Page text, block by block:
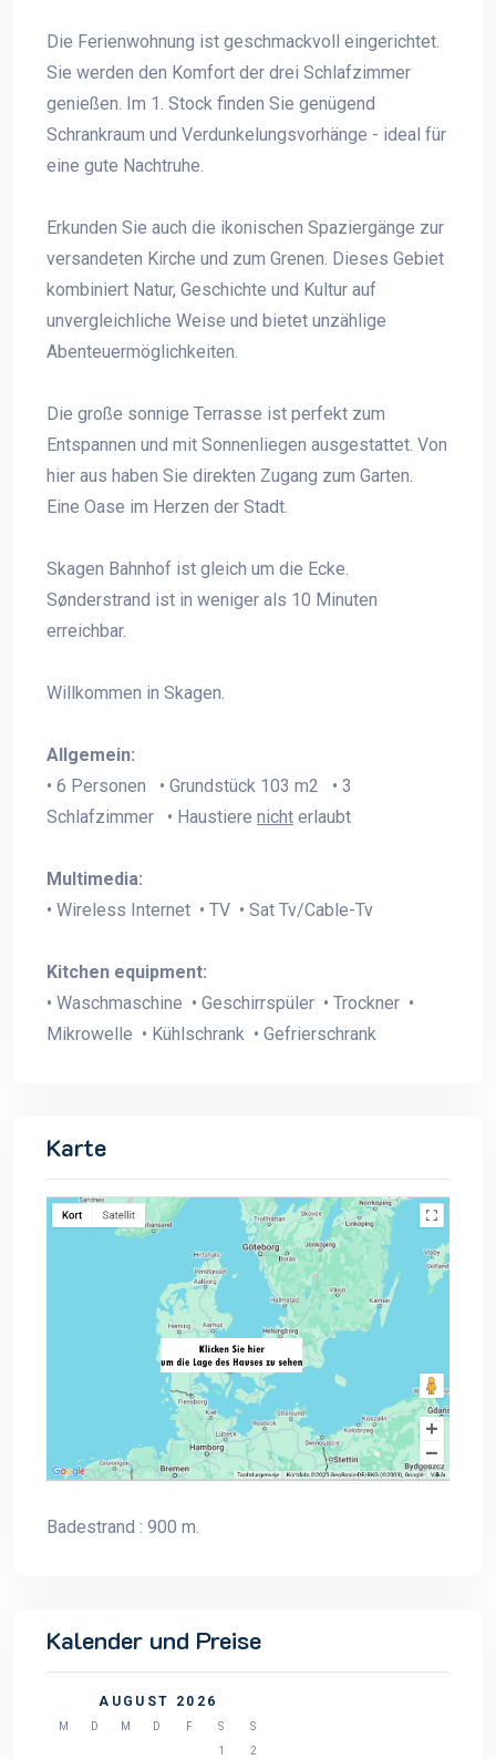
Die Ferienwohnung ist geschmackvoll eingerichtet.
Sie werden den Komfort der drei Schlafzimmer
genießen. Im 1. Stock finden Sie genügend
Schrankraum und Verdunkelungsvorhänge - ideal für
eine gute Nachtruhe.
Erkunden Sie auch die ikonischen Spaziergänge zur
versandeten Kirche und zum Grenen. Dieses Gebiet
kombiniert Natur, Geschichte und Kultur auf
unvergleichliche Weise und bietet unzählige
Abenteuermöglichkeiten.
Die große sonnige Terrasse ist perfekt zum
Entspannen und mit Sonnenliegen ausgestattet. Von
hier aus haben Sie direkten Zugang zum Garten.
Eine Oase im Herzen der Stadt.
Skagen Bahnhof ist gleich um die Ecke.
Sønderstrand ist in weniger als 10 Minuten
erreichbar.
Willkommen in Skagen.
Allgemein:
• 6 Personen • Grundstück 103 m2 • 3
Schlafzimmer • Haustiere nicht erlaubt
Multimedia:
• Wireless Internet • TV • Sat Tv/Cable-Tv
Kitchen equipment:
• Waschmaschine • Geschirrspüler • Trockner •
Mikrowelle • Kühlschrank • Gefrierschrank
Karte
Badestrand : 900 m.
Kalender und Preise
AUGUST 2026
M D M D F S
S
1
2